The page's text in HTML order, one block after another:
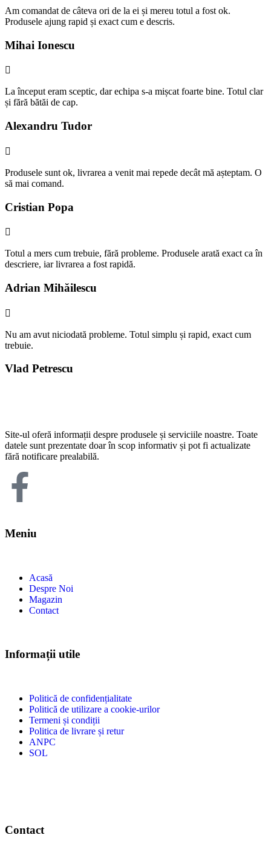
Am comandat de câteva ori de la ei și mereu totul a fost ok.
Produsele ajung rapid și exact cum e descris.
Mihai Ionescu
La început eram sceptic, dar echipa s-a mișcat foarte bine. Totul clar
și fără bătăi de cap.
Alexandru Tudor
Produsele sunt ok, livrarea a venit mai repede decât mă așteptam. O
să mai comand.
Cristian Popa
Totul a mers cum trebuie, fără probleme. Produsele arată exact ca în
descriere, iar livrarea a fost rapidă.
Adrian Mihăilescu
Nu am avut niciodată probleme. Totul simplu și rapid, exact cum
trebuie.
Vlad Petrescu
Site-ul oferă informații despre produsele și serviciile noastre. Toate
datele sunt prezentate doar în scop informativ și pot fi actualizate
fără notificare prealabilă.
Meniu
Acasă
Despre Noi
Magazin
Contact
Informații utile
Politică de confidențialitate
Politică de utilizare a cookie-urilor
Termeni și condiții
Politica de livrare și retur
ANPC
SOL
Contact